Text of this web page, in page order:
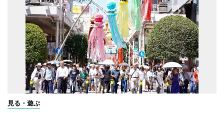
見る・遊ぶ